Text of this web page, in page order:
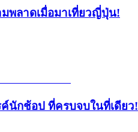
พลาดเมื่อมาเที่ยวญี่ปุ่น!
ค์นักช้อป ที่ครบจบในที่เดียว!